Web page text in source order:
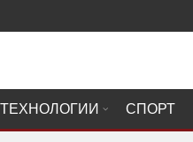
ТЕХНОЛОГИИ СПОРТ